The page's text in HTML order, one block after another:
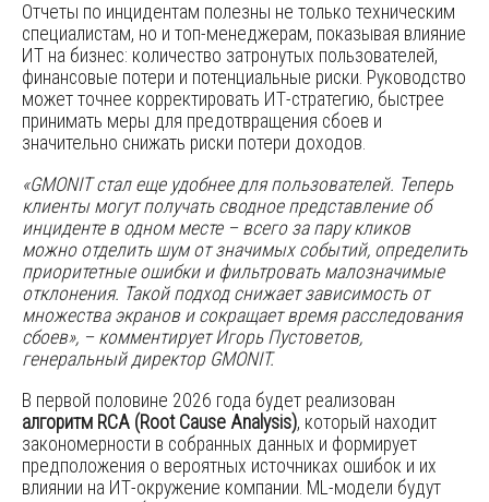
Отчеты по инцидентам полезны не только техническим
специалистам, но и топ-менеджерам, показывая влияние
ИТ на бизнес: количество затронутых пользователей,
финансовые потери и потенциальные риски. Руководство
может точнее корректировать ИТ-стратегию, быстрее
принимать меры для предотвращения сбоев и
значительно снижать риски потери доходов.
«GMONIT стал еще удобнее для пользователей. Теперь
клиенты могут получать сводное представление об
инциденте в одном месте – всего за пару кликов
можно отделить шум от значимых событий, определить
приоритетные ошибки и фильтровать малозначимые
отклонения. Такой подход снижает зависимость от
множества экранов и сокращает время расследования
сбоев», – комментирует Игорь Пустоветов,
генеральный директор GMONIT.
В первой половине 2026 года будет реализован
алгоритм RCA (Root Cause Analysis), который находит
закономерности в собранных данных и формирует
предположения о вероятных источниках ошибок и их
влиянии на ИТ-окружение компании. ML-модели будут